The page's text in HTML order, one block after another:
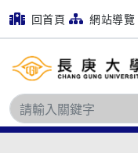
回首頁 網站導覽